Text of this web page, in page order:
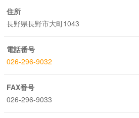
住所
長野県長野市大町1043
電話番号
026-296-9032
FAX番号
026-296-9033